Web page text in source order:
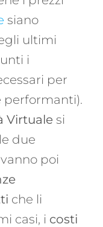
siano
ultimi
i
per
performanti).
Virtuale si
due
poi
che li
casi, i costi